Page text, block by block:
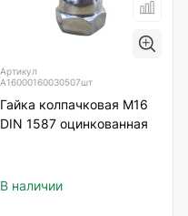
Артикул
А16000160030507шт
Гайка колпачковая М16
DIN 1587 оцинкованная
В наличии